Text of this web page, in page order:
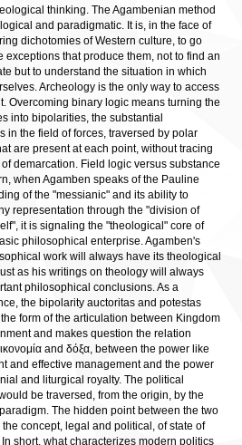
thinking. The Agambenian method
and paradigmatic. It is, in the face of
dichotomies of Western culture, to go
exceptions that produce them, not to find an
but to understand the situation in which
Archeology is the only way to access
Overcoming binary logic means turning the
into bipolarities, the substantial
in the field of forces, traversed by polar
are present at each point, without tracing
demarcation. Field logic versus substance
when Agamben speaks of the Pauline
of the "messianic" and its ability to
representation through the "division of
it is signaling the "theological" core of
philosophical enterprise. Agamben's
work will always have its theological
as his writings on theology will always
philosophical conclusions. As a
the bipolarity auctoritas and potestas
form of the articulation between Kingdom
and makes question the relation
and δόξα, between the power like
and effective management and the power
and liturgical royalty. The political
be traversed, from the origin, by the
The hidden point between the two
concept, legal and political, of state of
short, what characterizes modern politics